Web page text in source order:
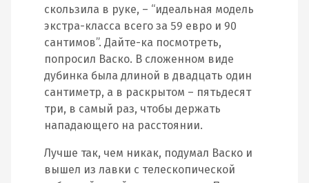
скользила в руке, – “идеальная модель
экстра-класса всего за 59 евро и 90
сантимов”. Дайте-ка посмотреть,
попросил Васко. В сложенном виде
дубинка была длиной в двадцать один
сантиметр, а в раскрытом – пятьдесят
три, в самый раз, чтобы держать
нападающего на расстоянии.
Лучше так, чем никак, подумал Васко и
вышел из лавки с телескопической